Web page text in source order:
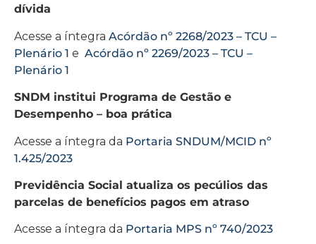
dívida
Acesse a íntegra Acórdão nº 2268/2023 – TCU –
Plenário 1 e Acórdão nº 2269/2023 – TCU –
Plenário 1
SNDM institui Programa de Gestão e
Desempenho – boa prática
Acesse a íntegra da Portaria SNDUM/MCID nº
1.425/2023
Previdência Social atualiza os pecúlios das
parcelas de benefícios pagos em atraso
Acesse a íntegra da Portaria MPS nº 740/2023